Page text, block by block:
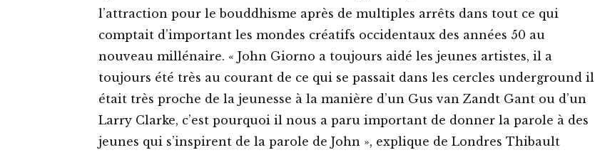
l’attraction pour le bouddhisme après de multiples arrêts dans tout ce qui
comptait d’important les mondes créatifs occidentaux des années 50 au
nouveau millénaire. « John Giorno a toujours aidé les jeunes artistes, il a
toujours été très au courant de ce qui se passait dans les cercles underground il
était très proche de la jeunesse à la manière d’un Gus van Zandt Gant ou d’un
Larry Clarke, c’est pourquoi il nous a paru important de donner la parole à des
jeunes qui s’inspirent de la parole de John », explique de Londres Thibault